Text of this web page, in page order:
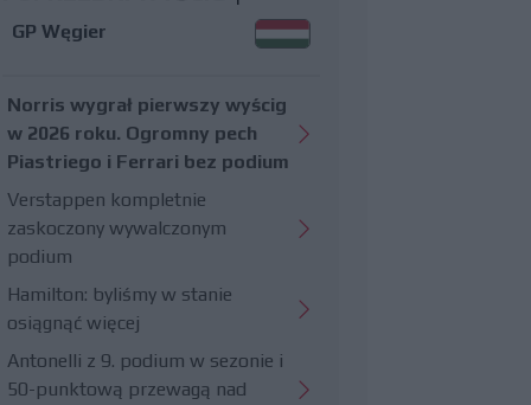
GP Węgier
Norris wygrał pierwszy wyścig
w 2026 roku. Ogromny pech
Piastriego i Ferrari bez podium
Verstappen kompletnie
zaskoczony wywalczonym
podium
Hamilton: byliśmy w stanie
osiągnąć więcej
Antonelli z 9. podium w sezonie i
50-punktową przewagą nad